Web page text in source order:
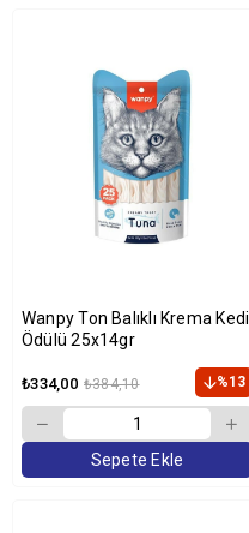
Wanpy Ton Balıklı Krema Kedi
Ödülü 25x14gr
₺334,00 ₺384,10 %13
Sepete Ekle